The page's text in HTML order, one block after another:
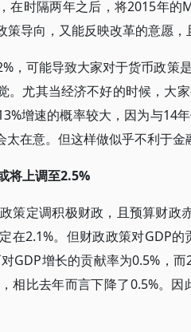
在时隔两年之后，将2015年
导向，又能反映改革的意愿，
，可能导致大家对于货币政策
。尤其当经济不好的时候，大
增速的概率较大，因为与14
在意。但这样做似乎不利于金
将上调至2.5%
策定调积极财政，且预算财政
在2.1%。但财政政策对GDP
GDP增长的贡献率为0.5%，
相比去年而言下降了0.5%。